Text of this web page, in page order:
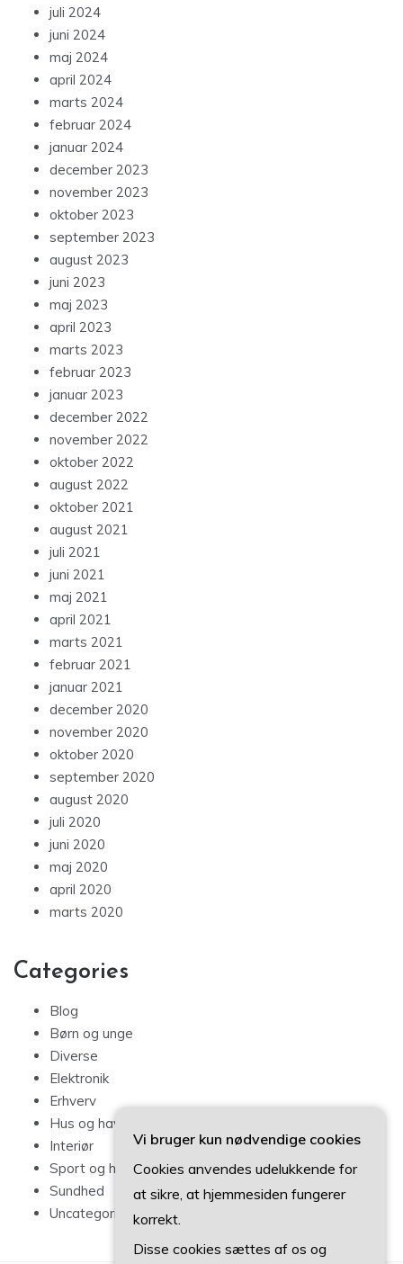
juli 2024
juni 2024
maj 2024
april 2024
marts 2024
februar 2024
januar 2024
december 2023
november 2023
oktober 2023
september 2023
august 2023
juni 2023
maj 2023
april 2023
marts 2023
februar 2023
januar 2023
december 2022
november 2022
oktober 2022
august 2022
oktober 2021
august 2021
juli 2021
juni 2021
maj 2021
april 2021
marts 2021
februar 2021
januar 2021
december 2020
november 2020
oktober 2020
september 2020
august 2020
juli 2020
juni 2020
maj 2020
april 2020
marts 2020
Categories
Blog
Børn og unge
Diverse
Elektronik
Erhverv
Hus og have
Interiør
Sport og hobby
Sundhed
Uncategorized
Vi bruger kun nødvendige cookies
Cookies anvendes udelukkende for
at sikre, at hjemmesiden fungerer
korrekt.
Disse cookies sættes af os og